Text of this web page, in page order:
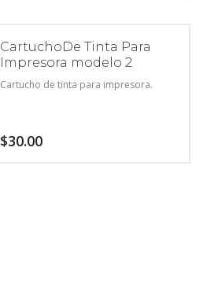
Epson
Workforce
CartuchoDe Tinta Para
Impresora modelo 2
Cartucho de tinta para impresora.
$30.00